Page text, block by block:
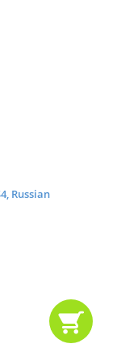
Russian